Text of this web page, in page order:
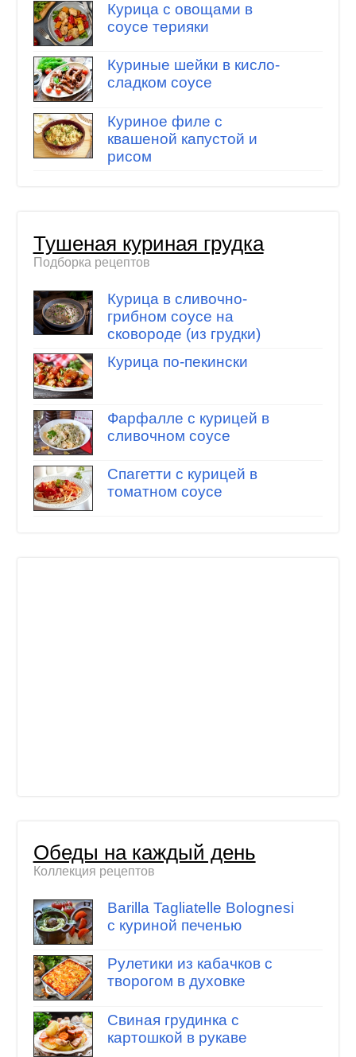
Курица с овощами в
соусе терияки
Куриные шейки в кисло-
сладком соусе
Куриное филе с
квашеной капустой и
рисом
Тушеная куриная грудка
Подборка рецептов
Курица в сливочно-
грибном соусе на
сковороде (из грудки)
Курица по-пекински
Фарфалле с курицей в
сливочном соусе
Спагетти с курицей в
томатном соусе
Обеды на каждый день
Коллекция рецептов
Barilla Tagliatelle Bolognesi
с куриной печенью
Рулетики из кабачков с
творогом в духовке
Свиная грудинка с
картошкой в рукаве